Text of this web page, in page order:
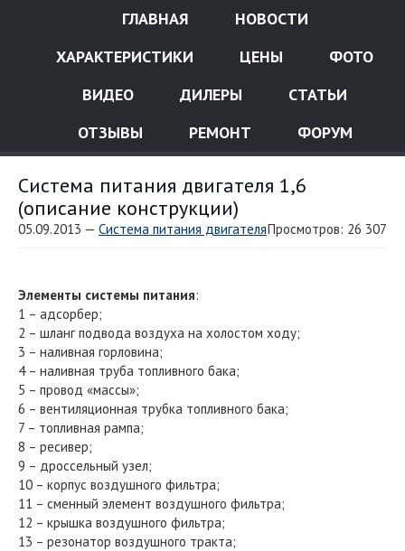
ГЛАВНАЯ
НОВОСТИ
ХАРАКТЕРИСТИКИ
ЦЕНЫ
ФОТО
ВИДЕО
ДИЛЕРЫ
СТАТЬИ
ОТЗЫВЫ
РЕМОНТ ФОРУМ
Система питания двигателя 1,6
(описание конструкции)
05.09.2013 — Система питания двигателяПросмотров: 26 307
Элементы системы питания:
1 – адсорбер;
2 – шланг подвода воздуха на холостом ходу;
3 – наливная горловина;
4 – наливная труба топливного бака;
5 – провод «массы»;
6 – вентиляционная трубка топливного бака;
7 – топливная рампа;
8 – ресивер;
9 – дроссельный узел;
10 – корпус воздушного фильтра;
11 – сменный элемент воздушного фильтра;
12 – крышка воздушного фильтра;
13 – резонатор воздушного тракта;